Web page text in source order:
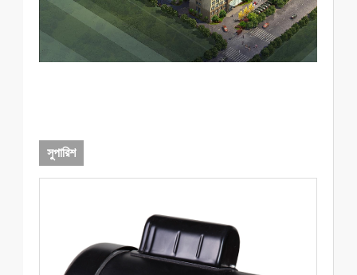
সুপারিশ